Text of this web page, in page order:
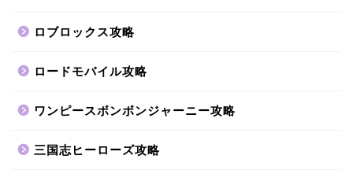
ロブロックス攻略
ロードモバイル攻略
ワンピースボンボンジャーニー攻略
三国志ヒーローズ攻略